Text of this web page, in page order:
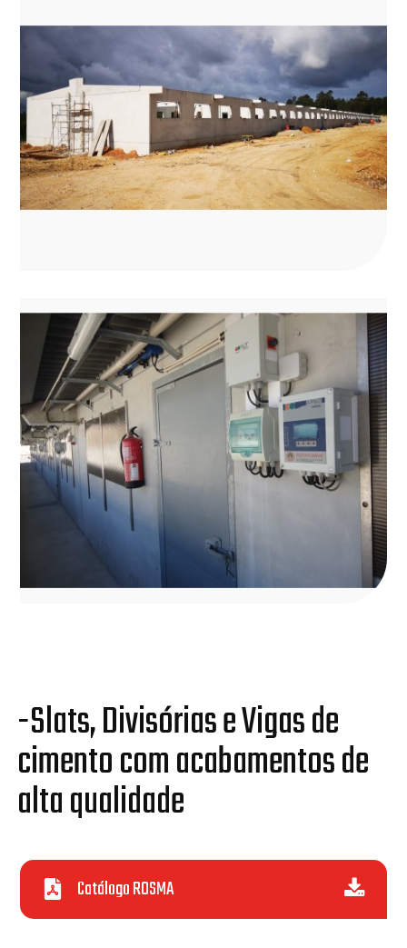
-Slats, Divisórias e Vigas de
cimento com acabamentos de
alta qualidade
Catálogo ROSMA